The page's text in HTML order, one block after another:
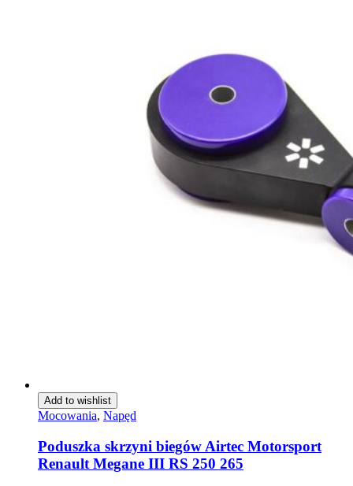
Add to wishlist
Mocowania, Napęd
Poduszka skrzyni biegów Airtec Motorsport
Renault Megane III RS 250 265